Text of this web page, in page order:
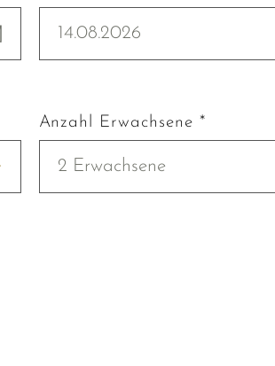
14.08.2026
Anzahl Erwachsene *
2 Erwachsene